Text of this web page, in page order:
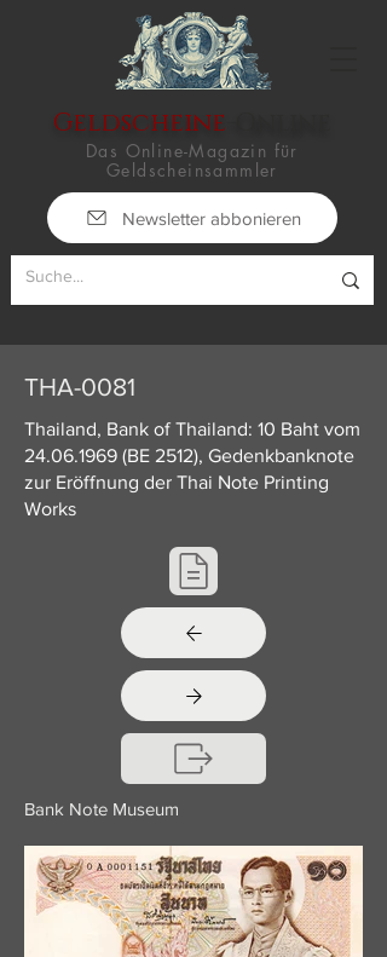
Geldscheine
Das Online-Magazin für
Geldscheinsammler
Newsletter abbonieren
THA-0081
Thailand, Bank of Thailand: 10 Baht vom
24.06.1969 (BE 2512), Gedenkbanknote
zur Eröffnung der Thai Note Printing
Works
Bank Note Museum